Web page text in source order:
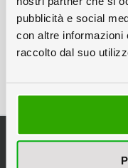
pubblicità e social
con altre informazioni
raccolto dal suo
Cubi Microonda
Anche in versione
Disponibile in 3
Categorie Principali